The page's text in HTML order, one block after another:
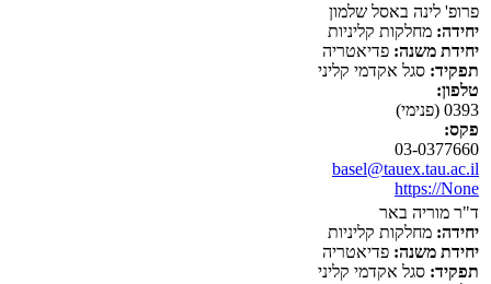
פרופ' לינה באסל שלמון
יחידה: מחלקות קליניות
יחידת משנה: פדיאטריה
תפקיד: סגל אקדמי קליני
טלפון:
0393 (פנימי)
פקס:
03-0377660
basel@tauex.tau.ac.il
https://None
ד"ר מוריה באר
יחידה: מחלקות קליניות
יחידת משנה: פדיאטריה
תפקיד: סגל אקדמי קליני